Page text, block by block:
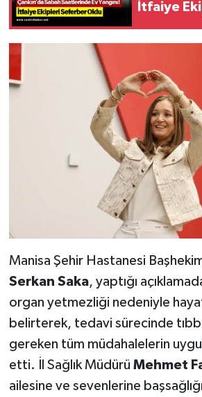
İtfaiye
Manisa Şehir Hastanesi
Serkan Saka, yaptığı
organ yetmezliği nedeniyle
belirterek, tedavi sürecinde
gereken tüm müdahalelerin
etti. İl Sağlık Müdürü Mehmet
ailesine ve sevenlerine